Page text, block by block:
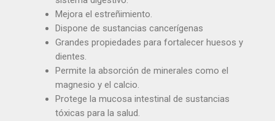
Mejora el estreñimiento.
Dispone de sustancias cancerígenas
Grandes propiedades para fortalecer huesos y
dientes.
Permite la absorción de minerales como el
magnesio y el calcio.
Protege la mucosa intestinal de sustancias
tóxicas para la salud.